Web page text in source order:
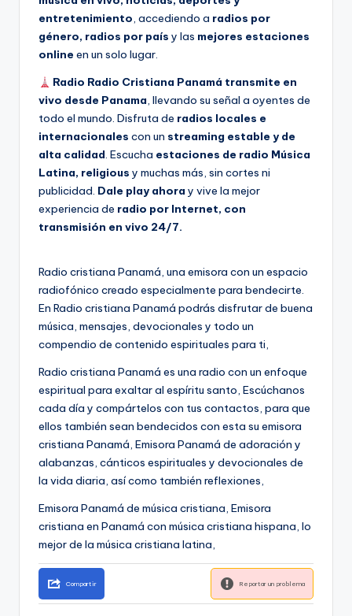
entretenimiento, accediendo a radios por
género, radios por país y las mejores estaciones
online en un solo lugar.
Radio Radio Cristiana Panamá transmite en
vivo desde Panama, llevando su señal a oyentes de
todo el mundo. Disfruta de radios locales e
internacionales con un streaming estable y de
alta calidad. Escucha estaciones de radio Música
Latina, religious y muchas más, sin cortes ni
publicidad. Dale play ahora y vive la mejor
experiencia de radio por Internet, con
transmisión en vivo 24/7.
Radio cristiana Panamá, una emisora con un espacio
radiofónico creado especialmente para bendecirte.
En Radio cristiana Panamá podrás disfrutar de buena
música, mensajes, devocionales y todo un
compendio de contenido espirituales para ti,
Radio cristiana Panamá es una radio con un enfoque
espiritual para exaltar al espíritu santo, Escúchanos
cada día y compártelos con tus contactos, para que
ellos también sean bendecidos con esta su emisora
cristiana Panamá, Emisora Panamá de adoración y
alabanzas, cánticos espirituales y devocionales de
la vida diaria, así como también reflexiones,
Emisora Panamá de música cristiana, Emisora
cristiana en Panamá con música cristiana hispana, lo
mejor de la música cristiana latina,
Compartir Reportar un problema